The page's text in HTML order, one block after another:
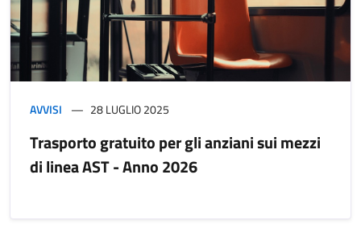
AVVISI 28 LUGLIO 2025
Trasporto gratuito per gli anziani sui mezzi
di linea AST - Anno 2026